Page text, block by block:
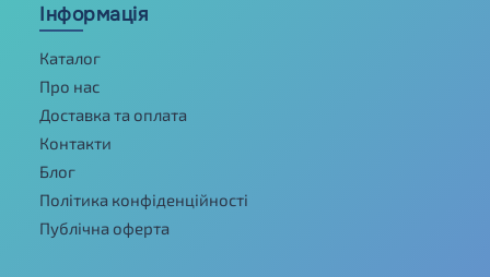
Інформація
Каталог
Про нас
Доставка та оплата
Контакти
Блог
Політика конфіденційності
Публічна оферта